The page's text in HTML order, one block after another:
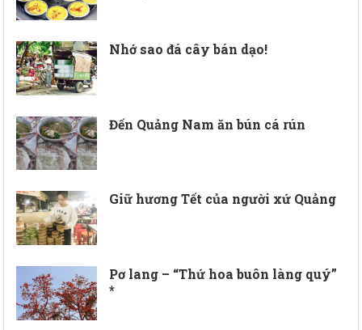
Nhớ sao đá cây bán dạo!
Đến Quảng Nam ăn bún cá rún
Giữ hương Tết của người xứ Quảng
Pơ lang – “Thứ hoa buôn làng quý”
*